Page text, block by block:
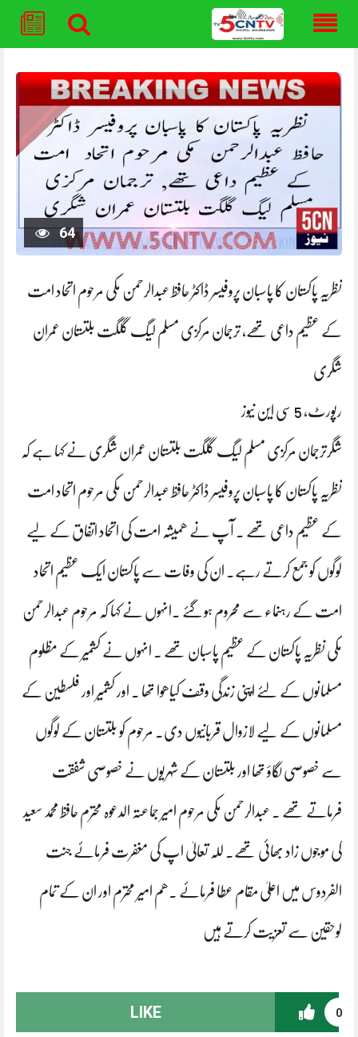
content
64
نظریہ پاکستان کا پاسبان پروفیسر ڈاکٹر حافظ عبدالرحمن مکی مرحوم اتحاد امت
کے عظیم داعی تھے, ترجمان مرکزی مسلم لیگ گلگت بلتستان عمران
شگری
رپورٹ، 5 سی این نیوز
شگرترجمان مرکزی مسلم لیگ گلگت بلتستان عمران شگری نے کہا ہے کہ
نظریہ پاکستان کا پاسبان پروفیسر ڈاکٹر حافظ عبدالرحمن مکی مرحوم اتحاد امت
کے عظیم داعی تھے ۔ آپ نے ھمیشہ امت کی اتحاد اتفاق کے لیے
لوگوں کو جمع کرتے رہے۔ ان کی وفات سے پاکستان ایک عظیم اتحاد
امت کے رہنماء سے محروم ہوگئے ۔انہوں نے کہا کہ مرحوم عبدالرحمن
مکی نظریہ پاکستان کے عظیم پاسبان تھے ۔ انہوں نے کشمیر کے مظلوم
مسلمانوں کے لئے اپنی زندگی وقف کیاھوا تھا . اور کشمیر اور فلسطین کے
مسلمانوں کے لیے لازوال قربانیوں دی۔ مرحوم کو بلتستان کے لوگوں
سے خصوصی لگاؤ تھا اور بلتستان کے شہریوں نے خصوصی شفقت
فرماتے تھے ۔ عبدالرحمن مکی مرحوم امیر جماعتہ الدعوہ محترم حافظ محمد سعید
کی موجوں زاد بھائی تھے۔ للہ تعالیٰ اپ کی مغفرت فرمائے جنت
الفردوس میں اعلیٰ مقام عطا فرمائے .ھم امیر محترم اور ان کے تمام
لوحقین سے تعزیت کرتے ہیں
0
LIKE